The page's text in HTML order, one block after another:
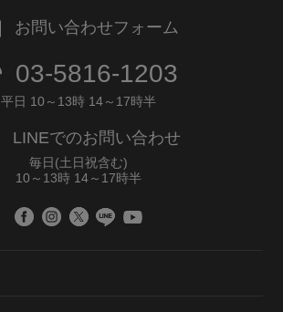
お問い合わせフォーム
03-5816-1203
平日 10～13時 14～17時半
LINEでのお問い合わせ
毎日(土日祝含む)
10～13時 14～17時半